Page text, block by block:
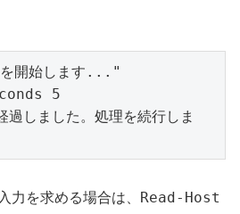
開始します..."
5
ました。処理を続行しま
力を求める場合は、 Read-Host